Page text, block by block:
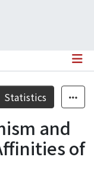
Statistics
and
of